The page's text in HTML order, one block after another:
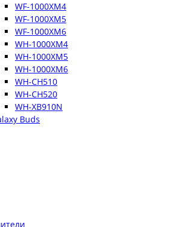
WF-1000XM4
WF-1000XM5
WF-1000XM6
WH-1000XM4
WH-1000XM5
WH-1000XM6
WH-CH510
WH-CH520
WH-XB910N
Buds